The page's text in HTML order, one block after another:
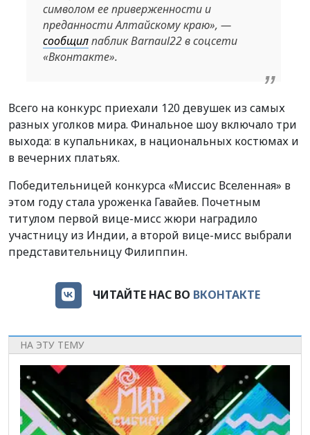
символом ее приверженности и
преданности Алтайскому краю», —
сообщилпаблик Barnaul22 в соцсети
«Вконтакте».
Всего на конкурс приехали 120 девушек из самых
разных уголков мира. Финальное шоу включало три
выхода: в купальниках, в национальных костюмах и
в вечерних платьях.
Победительницей конкурса «Миссис Вселенная» в
этом году стала уроженка Гавайев. Почетным
титулом первой вице-мисс жюри наградило
участницу из Индии, а второй вице-мисс выбрали
представительницу Филиппин.
ЧИТАЙТЕ НАС ВО ВКОНТАКТЕ
НА ЭТУ ТЕМУ